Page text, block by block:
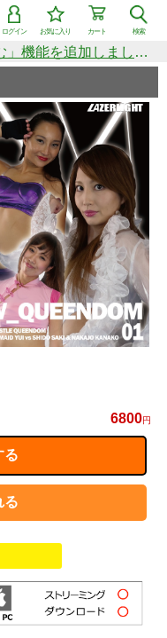
検索
カート
お気に入り
ログイン
検索で「条件を追加して絞り込む」機能を追加しました！
6800円